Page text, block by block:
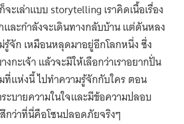
จะเล่าแบบ storytelling เราคิดเนื้อเรื่อง
ละกำลังจะเดินทางกลับบ้าน แต่ดันหลง
รู้จัก เหมือนหลุดมาอยู่อีกโลกหนึ่ง ซึ่ง
กะเจ้า แล้วจะมีให้เลือกว่าเราอยากปั่น
แห่งนี้ ไปทำความรู้จักกับใคร ตอน
ระบายความในใจและมีข้อความปลอบ
สึกว่าที่นี่คือโซนปลอดภัยจริงๆ